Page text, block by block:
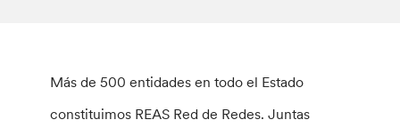
Más de 500 entidades en todo el Estado
constituimos REAS Red de Redes. Juntas